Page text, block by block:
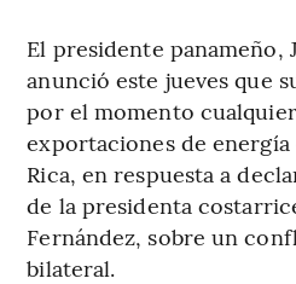
El presidente panameño,
anunció este jueves que
por el momento
exportaciones de
Rica, en respuesta a
de la presidenta
Fernández, sobre un
bilateral.